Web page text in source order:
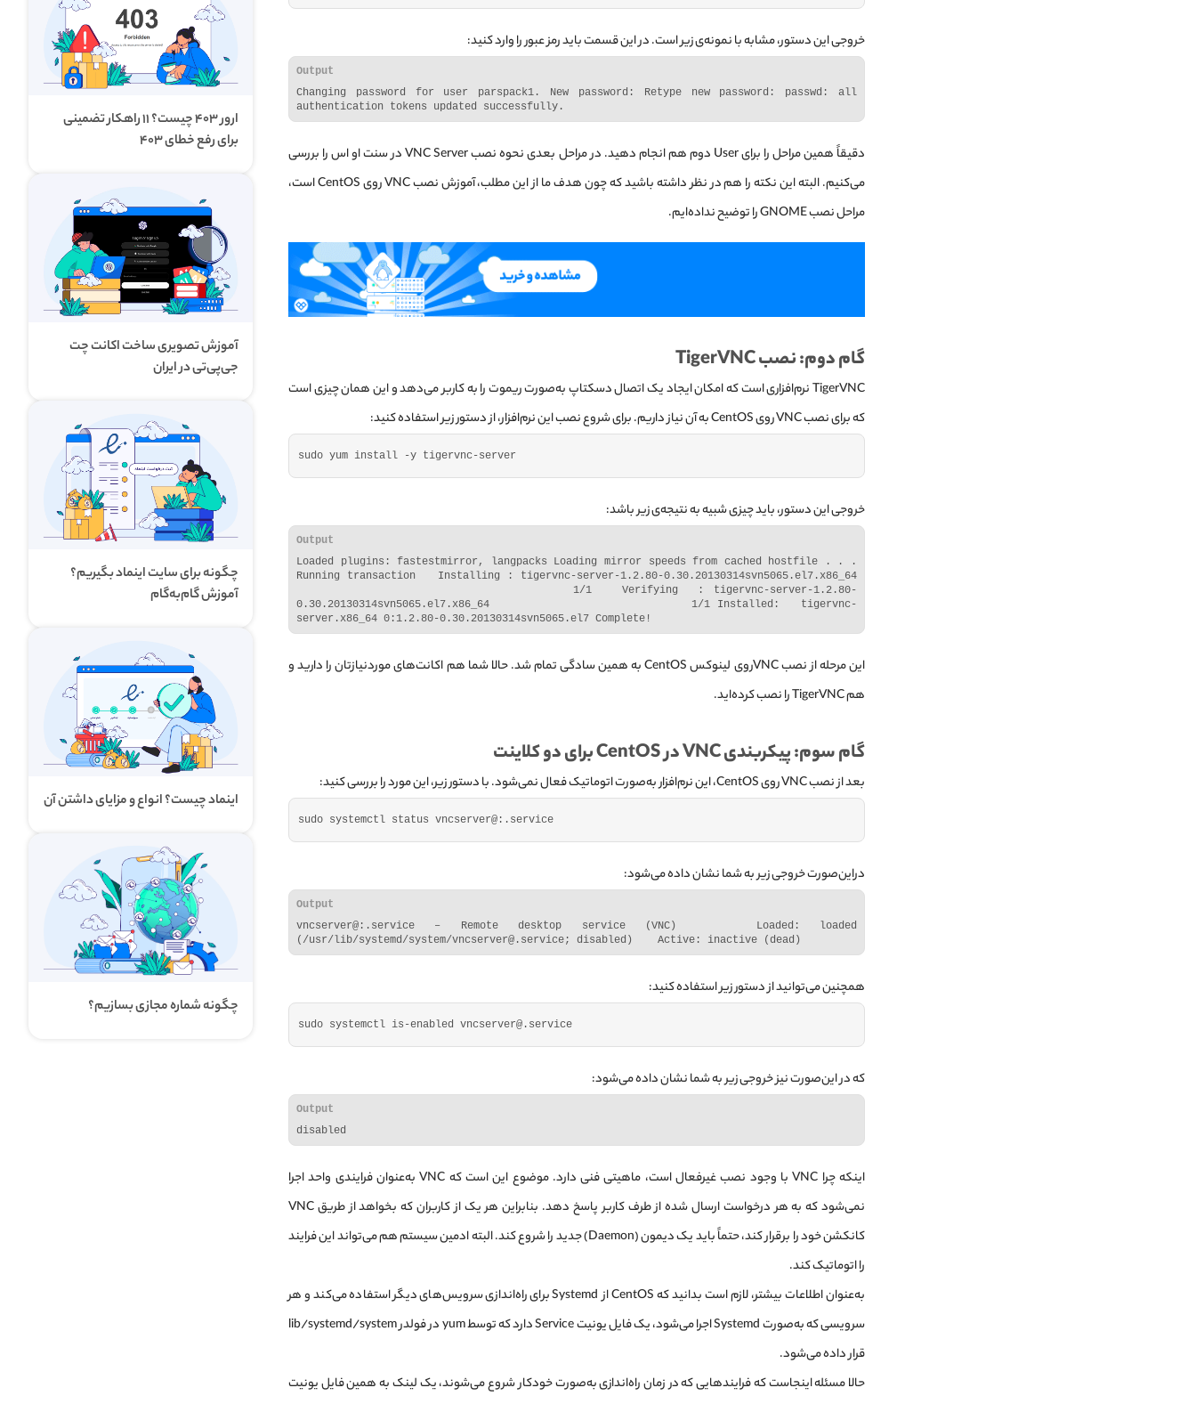
خروجی این دستور، مشابه با نمونه‌ی زیر است. در این قسمت باید رمز عبور را وارد کنید:
Output
Changing password for user parspack1. New password: Retype new password: passwd: all
authentication tokens updated successfully.
دقیقاً همین مراحل را برای User دوم هم انجام دهید. در مراحل بعدی نحوه نصب VNC Server در سنت او اس را بررسی
می‌کنیم. البته این نکته را هم در نظر داشته باشید که چون هدف ما از این مطلب، آموزش نصب VNC روی CentOS است،
مراحل نصب GNOME را توضیح نداده‌ایم.
گام دوم: نصب TigerVNC
TigerVNC‌ نرم‌افزاری است که امکان ایجاد یک اتصال دسکتاپ به‌صورت ریموت را به کاربر می‌دهد و این همان چیزی است
که برای نصب VNC‌ روی CentOS به آن نیاز داریم. برای شروع نصب این نرم‌افزار، از دستور زیر استفاده کنید:
sudo yum install -y tigervnc-server
خروجی این دستور، باید چیزی شبیه به نتیجه‌ی زیر باشد:
Output
Loaded plugins: fastestmirror, langpacks Loading mirror speeds from cached hostfile . . .
Running transaction   Installing : tigervnc-server-1.2.80-0.30.20130314svn5065.el7.x86_64
1/1   Verifying  : tigervnc-server-1.2.80-
0.30.20130314svn5065.el7.x86_64                            1/1 Installed:   tigervnc-
server.x86_64 0:1.2.80-0.30.20130314svn5065.el7 Complete!
این مرحله از نصب VNC‌روی لینوکس CentOS به همین سادگی تمام شد. حالا شما هم اکانت‌های موردنیازتان را دارید و
هم TigerVNC‌ را نصب کرده‌اید.
گام سوم: پیکربندی VNC‌ در CentOS برای دو کلاینت
بعد از نصب VNC روی CentOS، این نرم‌افزار به‌صورت اتوماتیک فعال نمی‌شود. با دستور زیر، این مورد را بررسی کنید:
sudo systemctl status vncserver@:.service
دراین‌صورت خروجی زیر به شما نشان داده می‌شود:
Output
vncserver@:.service – Remote desktop service (VNC)    Loaded: loaded
(/usr/lib/systemd/system/vncserver@.service; disabled)    Active: inactive (dead)
همچنین می‌توانید از دستور زیر استفاده کنید:
sudo systemctl is-enabled vncserver@.service
که در این‌صورت نیز خروجی زیر به شما نشان داده می‌شود:
Output
disabled
اینکه چرا VNC با وجود نصب غیرفعال است، ماهیتی فنی دارد. موضوع این است که VNC به‌عنوان فرایندی واحد اجرا
نمی‌شود که به هر درخواست ارسال شده از طرف کاربر پاسخ دهد. بنابراین هر یک از کاربران که بخواهد از طریق VNC
کانکشن خود را برقرار کند، حتماً باید یک دیمون (Daemon) جدید را شروع کند. البته ادمین سیستم هم می‌تواند این فرایند
را اتوماتیک کند.
به‌عنوان اطلاعات بیشتر، لازم است بدانید که CentOS از Systemd برای راه‌اندازی سرویس‌های دیگر استفاده می‌کند و هر
سرویسی که به‌صورت Systemd اجرا می‌شود، یک فایل یونیت Service دارد که توسط yum در فولدر lib/systemd/system
قرار داده می‌شود.
حالا مسئله اینجاست که فرایندهایی که در زمان راه‌اندازی به‌صورت خودکار شروع می‌شوند، یک لینک به همین فایل یونیت
ارور ۴۰۳ چیست؟ ۱۱ راهکار تضمینی
برای رفع خطای ۴۰۳
آموزش تصویری ساخت اکانت چت
جی‌پی‌تی در ایران
چگونه برای سایت اینماد بگیریم؟
آموزش گام‌به‌گام
اینماد چیست؟ انواع و مزایای داشتن آن
چگونه شماره مجازی بسازیم؟